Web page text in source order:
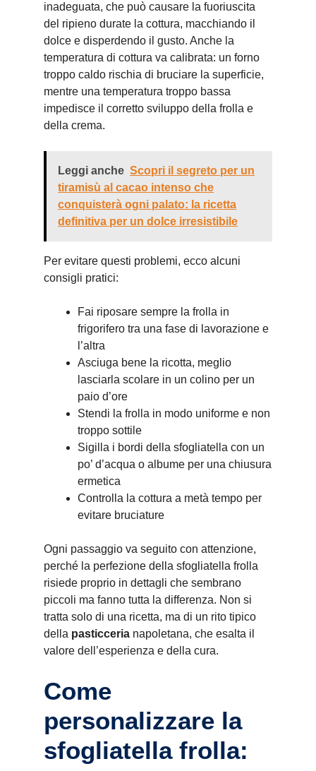
inadeguata, che può causare la fuoriuscita
del ripieno durate la cottura, macchiando il
dolce e disperdendo il gusto. Anche la
temperatura di cottura va calibrata: un forno
troppo caldo rischia di bruciare la superficie,
mentre una temperatura troppo bassa
impedisce il corretto sviluppo della frolla e
della crema.
Leggi anche Scopri il segreto per un
tiramisù al cacao intenso che
conquisterà ogni palato: la ricetta
definitiva per un dolce irresistibile
Per evitare questi problemi, ecco alcuni
consigli pratici:
Fai riposare sempre la frolla in
frigorifero tra una fase di lavorazione e
l’altra
Asciuga bene la ricotta, meglio
lasciarla scolare in un colino per un
paio d’ore
Stendi la frolla in modo uniforme e non
troppo sottile
Sigilla i bordi della sfogliatella con un
po’ d’acqua o albume per una chiusura
ermetica
Controlla la cottura a metà tempo per
evitare bruciature
Ogni passaggio va seguito con attenzione,
perché la perfezione della sfogliatella frolla
risiede proprio in dettagli che sembrano
piccoli ma fanno tutta la differenza. Non si
tratta solo di una ricetta, ma di un rito tipico
della pasticceria napoletana, che esalta il
valore dell’esperienza e della cura.
Come
personalizzare la
sfogliatella frolla: